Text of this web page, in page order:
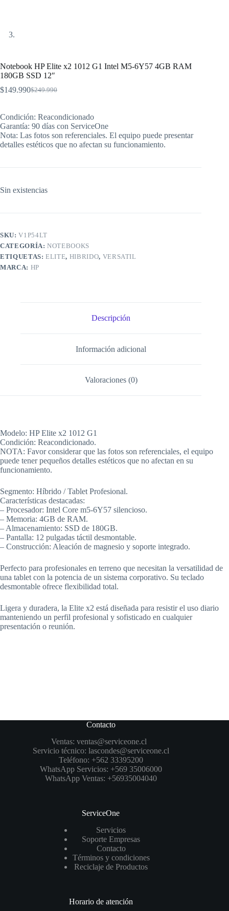
Notebook HP Elite x2 1012 G1 Intel M5-6Y57 4GB RAM
180GB SSD 12″
$249.990
El
original
era:
$249.990.
$149.990El
actual
es:
$149.990.
Condición: Reacondicionado
Garantía: 90 días con ServiceOne
Nota: Las fotos son referenciales. El equipo puede presentar
detalles estéticos que no afectan su funcionamiento.
Sin existencias
SKU:V1P54LT
CATEGORÍA:NOTEBOOKS
ETIQUETAS:ELITE, HIBRIDO, VERSATIL
MARCA: HP
Descripción
Información adicional
Valoraciones (0)
Modelo: HP Elite x2 1012 G1
Condición: Reacondicionado.
NOTA: Favor considerar que las fotos son referenciales, el equipo
puede tener pequeños detalles estéticos que no afectan en su
funcionamiento.
Segmento: Híbrido / Tablet Profesional.
Características destacadas:
– Procesador: Intel Core m5-6Y57 silencioso.
– Memoria: 4GB de RAM.
– Almacenamiento: SSD de 180GB.
– Pantalla: 12 pulgadas táctil desmontable.
– Construcción: Aleación de magnesio y soporte integrado.
Perfecto para profesionales en terreno que necesitan la versatilidad de
una tablet con la potencia de un sistema corporativo. Su teclado
desmontable ofrece flexibilidad total.
Ligera y duradera, la Elite x2 está diseñada para resistir el uso diario
manteniendo un perfil profesional y sofisticado en cualquier
presentación o reunión.
Contacto
Ventas: ventas@serviceone.cl
Servicio técnico: lascondes@serviceone.cl
Teléfono: +562 33395200
WhatsApp Servicios: +569 35006000
WhatsApp Ventas: +56935004040
ServiceOne
Servicios
Soporte Empresas
Contacto
Términos y condiciones
Reciclaje de Productos
Horario de atención